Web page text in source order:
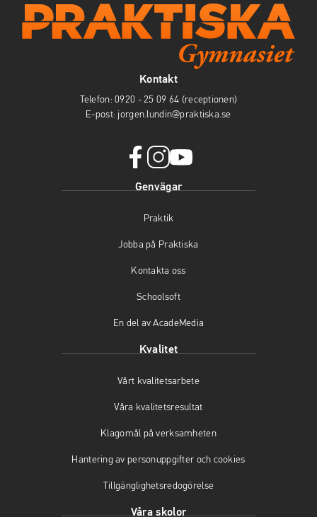
Kontakt
Telefon:0920 - 25 09 64 (receptionen)
E-post: jorgen.lundin@praktiska.se
(öppnas
nytt
(öppnas
nytt
(öppnas
Genvägar
Praktik
Jobba på Praktiska
Kontakta oss
Schoolsoft
En del av AcadeMedia
Kvalitet
Vårt kvalitetsarbete
Våra kvalitetsresultat
Klagomål på verksamheten
Hantering av personuppgifter och cookies
Tillgänglighetsredogörelse
Våra skolor